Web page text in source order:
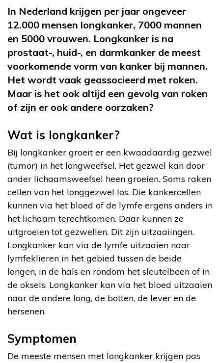
In Nederland krijgen per jaar ongeveer
12.000 mensen longkanker, 7000 mannen
en 5000 vrouwen. Longkanker is na
prostaat-, huid-, en darmkanker de meest
voorkomende vorm van kanker bij mannen.
Het wordt vaak geassocieerd met roken.
Maar is het ook altijd een gevolg van roken
of zijn er ook andere oorzaken?
Wat is longkanker?
Bij longkanker groeit er een kwaadaardig gezwel
(tumor) in het longweefsel. Het gezwel kan door
ander lichaamsweefsel heen groeien. Soms raken
cellen van het longgezwel los. Die kankercellen
kunnen via het bloed of de lymfe ergens anders in
het lichaam terechtkomen. Daar kunnen ze
uitgroeien tot gezwellen. Dit zijn uitzaaiingen.
Longkanker kan via de lymfe uitzaaien naar
lymfeklieren in het gebied tussen de beide
longen, in de hals en rondom het sleutelbeen of in
de oksels. Longkanker kan via het bloed uitzaaien
naar de andere long, de botten, de lever en de
hersenen.
Symptomen
De meeste mensen met longkanker krijgen pas